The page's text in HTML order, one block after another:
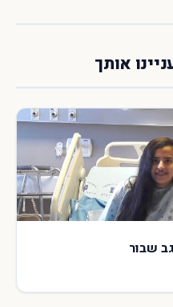
אותך
שבור